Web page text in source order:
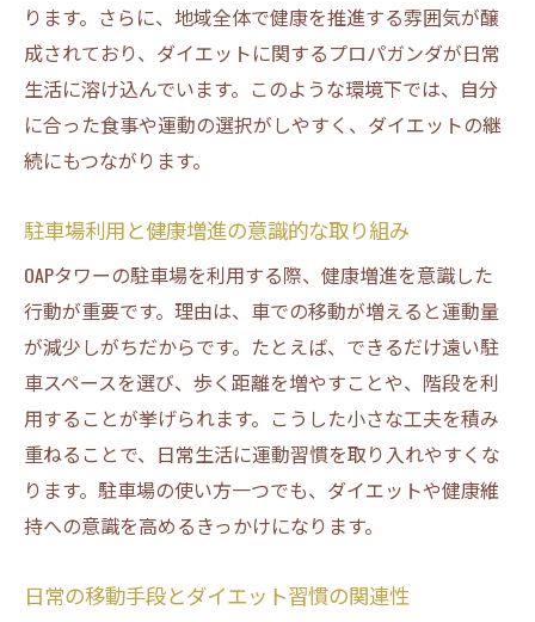
ります。さらに、地域全体で健康を推進する雰囲気が醸
成されており、ダイエットに関するプロパガンダが日常
生活に溶け込んでいます。このような環境下では、自分
に合った食事や運動の選択がしやすく、ダイエットの継
続にもつながります。
駐車場利用と健康増進の意識的な取り組み
OAPタワーの駐車場を利用する際、健康増進を意識した
行動が重要です。理由は、車での移動が増えると運動量
が減少しがちだからです。たとえば、できるだけ遠い駐
車スペースを選び、歩く距離を増やすことや、階段を利
用することが挙げられます。こうした小さな工夫を積み
重ねることで、日常生活に運動習慣を取り入れやすくな
ります。駐車場の使い方一つでも、ダイエットや健康維
持への意識を高めるきっかけになります。
日常の移動手段とダイエット習慣の関連性